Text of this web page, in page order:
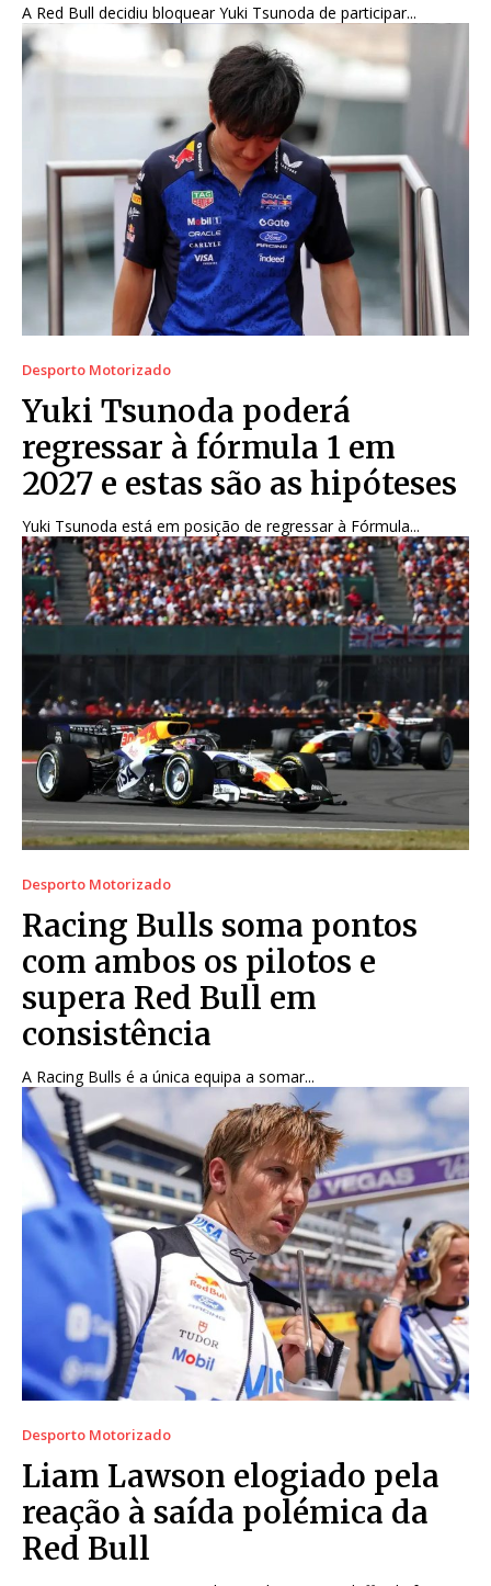
A Red Bull decidiu bloquear Yuki Tsunoda de participar...
Desporto Motorizado
Yuki Tsunoda poderá
regressar à fórmula 1 em
2027 e estas são as hipóteses
Yuki Tsunoda está em posição de regressar à Fórmula...
Desporto Motorizado
Racing Bulls soma pontos
com ambos os pilotos e
supera Red Bull em
consistência
A Racing Bulls é a única equipa a somar...
Desporto Motorizado
Liam Lawson elogiado pela
reação à saída polémica da
Red Bull